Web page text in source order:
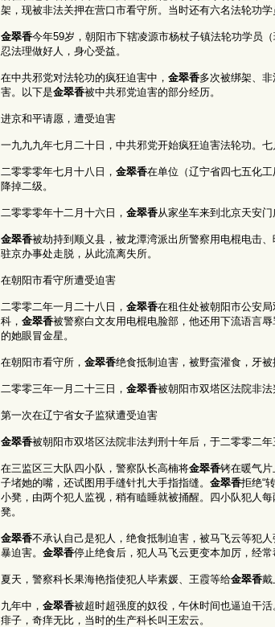
架，现被非法关押在营口市看守所。当时还有六名法轮功学
金翠香今年59岁，朝阳市下辖凌源市杨杖子镇法轮功学员
忍法理做好人，身心受益。
在中共邪党对法轮功的疯狂迫害中， 金翠香多次被绑架、
害。以下是金翠香被中共邪党迫害的部分经历。
进京和平请愿，遭受迫害
一九九九年七月二十日，中共邪党开始疯狂迫害法轮功。七
二零零零年七月十八日， 金翠香在单位（辽宁省四七五化
降掉二级。
二零零零年十二月十六日， 金翠香从家坐车来到北京天安
金翠香被劫持到顺义县，被龙潭湾派出所警察用电棍电击、
驻京办事处走脱，从此流离失所。
在朝阳市看守所遭受迫害
二零零二年一月二十八日， 金翠香在租住处被朝阳市公安
科， 金翠香被警察白文友用电棍电脸部，他还用下流语言
的她眼冒金星。
在朝阳市看守所， 金翠香绝食抵制迫害，被野蛮灌食，牙被
二零零三年一月二十三日， 金翠香被朝阳市双塔区法院非法
第一次在辽宁省女子监狱遭受迫害
金翠香被朝阳市双塔区法院非法判刑十年后，于二零零二
在三监区三大队四小队，警察队长高楠将金翠香铐在暖气片
子堵她的嘴，还试图用手缝针扎大手指指缝。 金翠香拒绝“
小凳，由两个犯人监视，稍有瞌睡就被捅醒。四小队犯人
凳。
金翠香不承认自己是犯人，绝食抵制迫害，被马飞云等犯人
暴迫害。 金翠香停止绝食后，犯人马飞云更变本加厉，经
夏天，警察科长果海艳指使犯人毕素媛、王霞等给金翠香戴
九年中， 金翠香被超时超强度的奴役，午休时间也逼迫干
痱子，奇痒无比，当时的生产科长叫王宏云。